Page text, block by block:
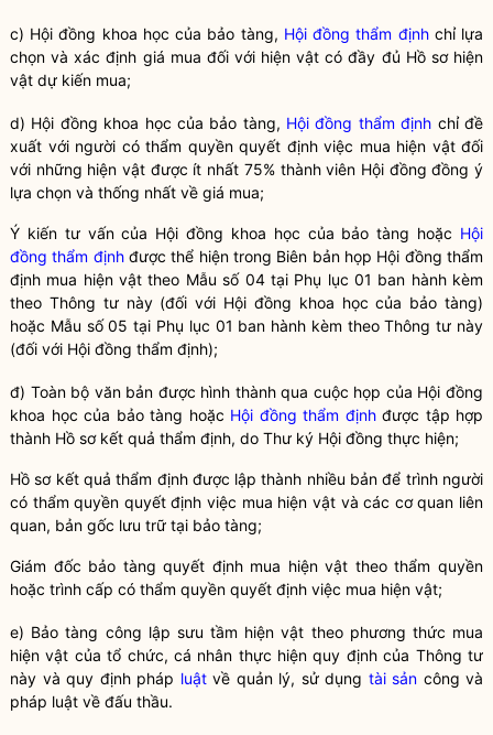
c) Hội đồng khoa học của bảo tàng, Hội đồng thẩm địnhchỉ lựa
chọn và xác định giá mua đối với hiện vật có đầy đủ Hồ sơ hiện
vật dự kiến mua;
d) Hội đồng khoa học của bảo tàng, Hội đồng thẩm định chỉ đề
xuất với người có thẩm quyềnquyết định việc mua hiện vật đối
với những hiện vật được ít nhất 75% thành viên Hội đồng đồng ý
lựa chọn và thống nhất về giá mua;
Ý kiến tư vấn của Hội đồng khoa học của bảo tàng hoặc Hội
đồng thẩm địnhđược thể hiện trong Biên bản họp Hội đồng thẩm
định mua hiện vật theo Mẫu số 04 tại Phụ lục 01 ban hành kèm
theo Thông tư này (đối với Hội đồng khoa học của bảo tàng)
hoặc Mẫu số 05 tại Phụ lục 01 ban hành kèm theo Thông tư này
(đối với Hội đồng thẩm định);
đ) Toàn bộ văn bản được hình thành qua cuộc họp của Hội đồng
khoa học của bảo tàng hoặc Hội đồng thẩm địnhđược tập hợp
thành Hồ sơ kết quả thẩm định, do Thư ký Hội đồng thực hiện;
Hồ sơ kết quả thẩm định được lập thành nhiều bản để trình người
có thẩmquyền quyết định việc mua hiện vật và các cơ quan liên
quan, bản gốc lưu trữ tại bảo tàng;
Giám đốc bảo tàng quyết định mua hiện vật theo thẩmquyền
hoặc trình cấp có thẩm quyền quyết định việc mua hiện vật;
e) Bảo tàng công lập sưu tầm hiện vật theo phương thức mua
hiện vật của tổ chức, cá nhân thực hiện quy định của Thông tư
này và quy định pháp luậtvề quản lý, sử dụng tài sản công và
pháp luật về đấu thầu.